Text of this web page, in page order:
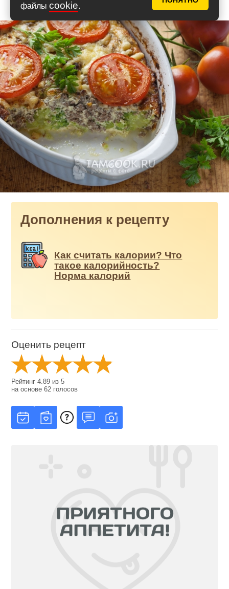
файлы cookie.
Дополнения к рецепту
Как считать калории? Что
такое калорийность?
Норма калорий
Оценить рецепт
Рейтинг4.89 из5
на основе62 голосов